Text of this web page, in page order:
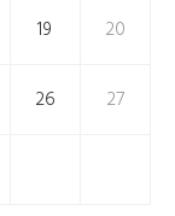
19 20
26 27